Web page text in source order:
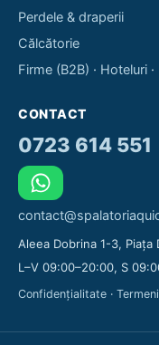
Perdele & draperii
Călcătorie
Firme (B2B) · Hoteluri ·
CONTACT
0723 614 551
Aleea Dobrina 1-3,
L–V 09:00–20:00, S
Confidențialitate · Termeni